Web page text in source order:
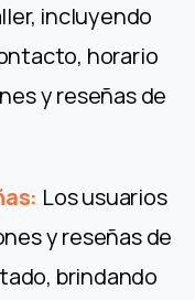
incluyendo
horario
y reseñas de
Los usuarios
y reseñas de
brindando